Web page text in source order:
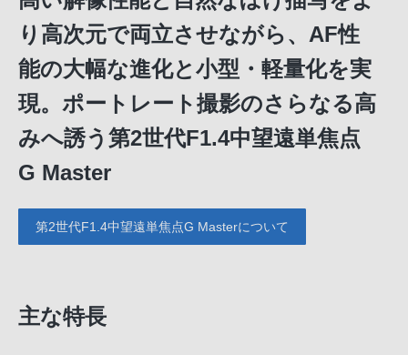
り高次元で両立させながら、AF性
能の大幅な進化と小型・軽量化を実
現。ポートレート撮影のさらなる高
みへ誘う第2世代F1.4中望遠単焦点
G Master
第2世代F1.4中望遠単焦点G Masterについて
主な特長